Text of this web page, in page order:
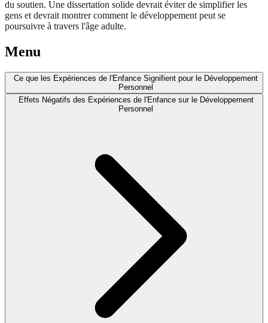
du soutien. Une dissertation solide devrait éviter de simplifier les
gens et devrait montrer comment le développement peut se
poursuivre à travers l'âge adulte.
Menu
Ce que les Expériences de l'Enfance Signifient pour le Développement
Personnel
Effets Négatifs des Expériences de l'Enfance sur le Développement
Personnel